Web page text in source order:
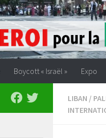
Boycott « Israël » Expo
LIBAN /